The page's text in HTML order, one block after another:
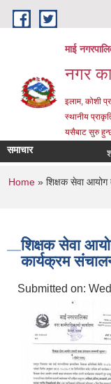
Skip to main content
माई
नगर
इलाम, कोशी
स्थानीय
यसैबाट सुरु
समाचार
You are
Home » शिक्षक सेवा आयोग
शिक्षक सेवा
कार्यक्रम
Submitted on: